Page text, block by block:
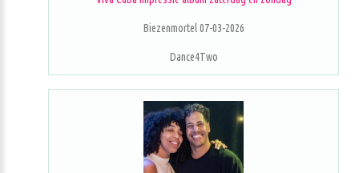
Biezenmortel 07-03-2026
Dance4Two